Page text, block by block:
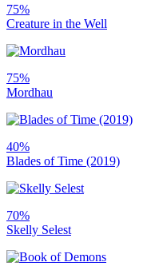
75%
Creature in the Well
75%
Mordhau
40%
Blades of Time (2019)
70%
Skelly Selest